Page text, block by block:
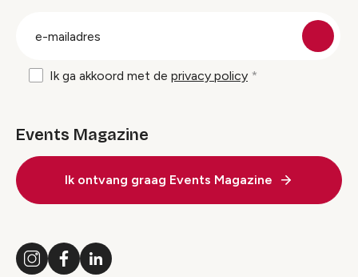
Ik ga akkoord met de privacy policy
Events Magazine
Ik ontvang graag Events Magazine
InstagramFacebookLinkedIn